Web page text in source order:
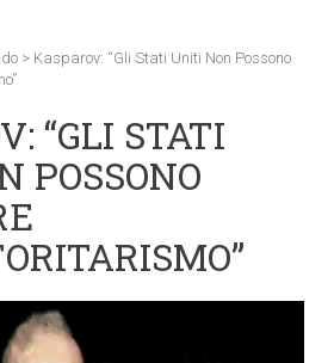
> Kasparov: “Gli Stati Uniti Non Possono
“GLI STATI
POSSONO